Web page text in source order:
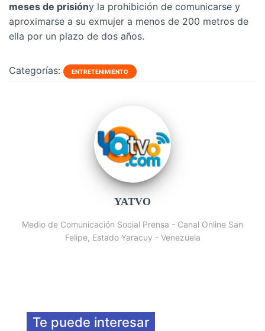
meses de prisióny la prohibición de comunicarse y
aproximarse a su exmujer a menos de 200 metros de
ella por un plazo de dos años.
Categorías: ENTRETENIMIENTO
YATVO
Medio de Comunicación Social Prensa - Canal Online San
Felipe, Estado Yaracuy - Venezuela
Te puede interesar